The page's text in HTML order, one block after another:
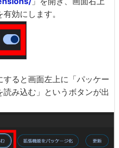
効にします。
ると画面左上に「パッケー
み込む」というボタンが出